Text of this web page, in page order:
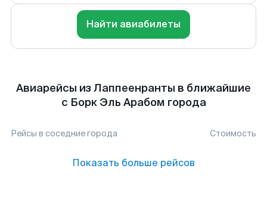
Найти авиабилеты
Авиарейсы из Лаппеенранты в ближайшие
с Борк Эль Арабом города
Рейсы в соседние города Стоимость
Показать больше рейсов